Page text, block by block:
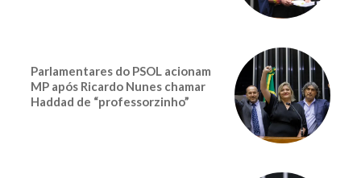
Parlamentares do PSOL acionam
MP após Ricardo Nunes chamar
Haddad de “professorzinho”